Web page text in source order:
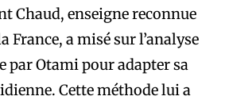
Chaud, enseigne reconnue
France, a misé sur l’analyse
par Otami pour adapter sa
Cette méthode lui a